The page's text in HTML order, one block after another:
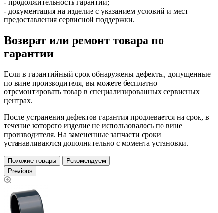
- продолжительность гарантии;
- документация на изделие с указанием условий и мест
предоставления сервисной поддержки.
Возврат или ремонт товара по
гарантии
Если в гарантийный срок обнаружены дефекты, допущенные
по вине производителя, вы можете бесплатно
отремонтировать товар в специализированных сервисных
центрах.
После устранения дефектов гарантия продлевается на срок, в
течение которого изделие не использовалось по вине
производителя. На замененные запчасти сроки
устанавливаются дополнительно с момента установки.
Похожие товары
Рекомендуем
Previous